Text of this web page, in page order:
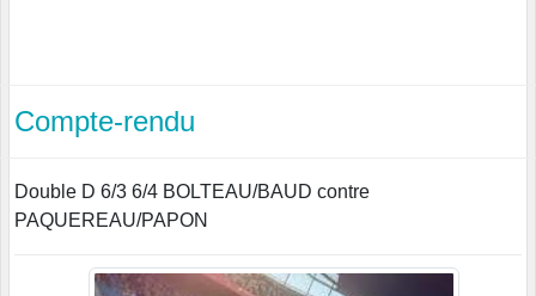
Compte-rendu
Double D 6/3 6/4 BOLTEAU/BAUD contre
PAQUEREAU/PAPON